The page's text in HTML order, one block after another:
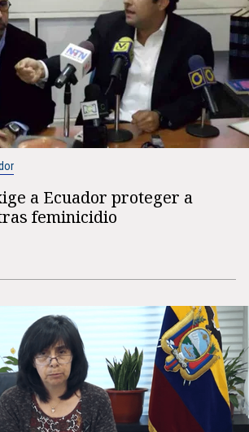
a Ecuador proteger a
feminicidio